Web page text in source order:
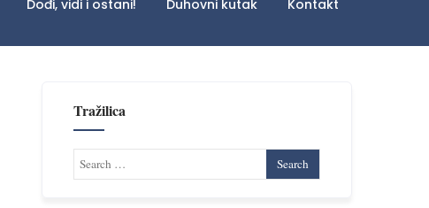
Dođi, vidi i ostani! Duhovni kutak Kontakt
Tražilica